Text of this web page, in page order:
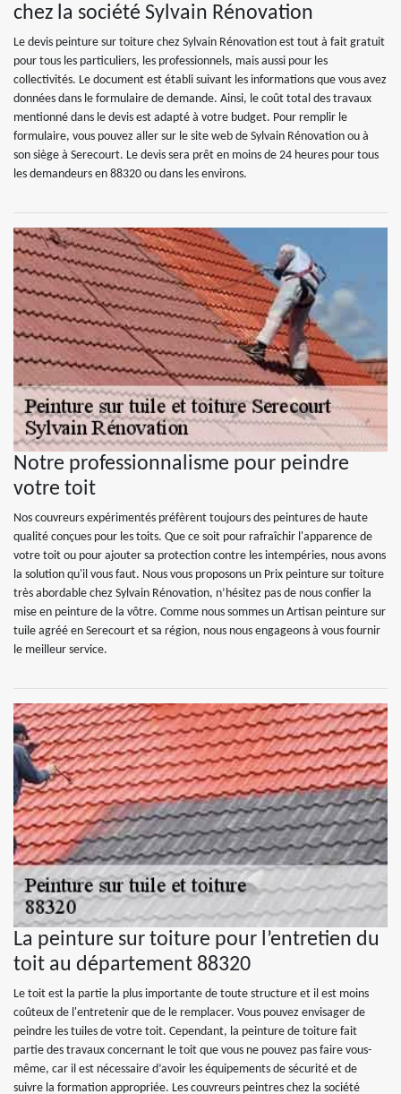
chez la société Sylvain Rénovation
Le devis peinture sur toiture chez Sylvain Rénovation est tout à fait gratuit
pour tous les particuliers, les professionnels, mais aussi pour les
collectivités. Le document est établi suivant les informations que vous avez
données dans le formulaire de demande. Ainsi, le coût total des travaux
mentionné dans le devis est adapté à votre budget. Pour remplir le
formulaire, vous pouvez aller sur le site web de Sylvain Rénovation ou à
son siège à Serecourt. Le devis sera prêt en moins de 24 heures pour tous
les demandeurs en 88320 ou dans les environs.
Notre professionnalisme pour peindre
votre toit
Nos couvreurs expérimentés préfèrent toujours des peintures de haute
qualité conçues pour les toits. Que ce soit pour rafraîchir l'apparence de
votre toit ou pour ajouter sa protection contre les intempéries, nous avons
la solution qu'il vous faut. Nous vous proposons un Prix peinture sur toiture
très abordable chez Sylvain Rénovation, n’hésitez pas de nous confier la
mise en peinture de la vôtre. Comme nous sommes un Artisan peinture sur
tuile agréé en Serecourt et sa région, nous nous engageons à vous fournir
le meilleur service.
La peinture sur toiture pour l’entretien du
toit au département 88320
Le toit est la partie la plus importante de toute structure et il est moins
coûteux de l'entretenir que de le remplacer. Vous pouvez envisager de
peindre les tuiles de votre toit. Cependant, la peinture de toiture fait
partie des travaux concernant le toit que vous ne pouvez pas faire vous-
même, car il est nécessaire d’avoir les équipements de sécurité et de
suivre la formation appropriée. Les couvreurs peintres chez la société